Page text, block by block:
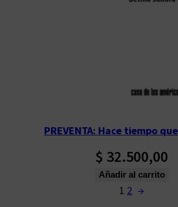
PREVENTA: Hace tiempo
$ 32.500,00
Añadir al carrito
1 2 →